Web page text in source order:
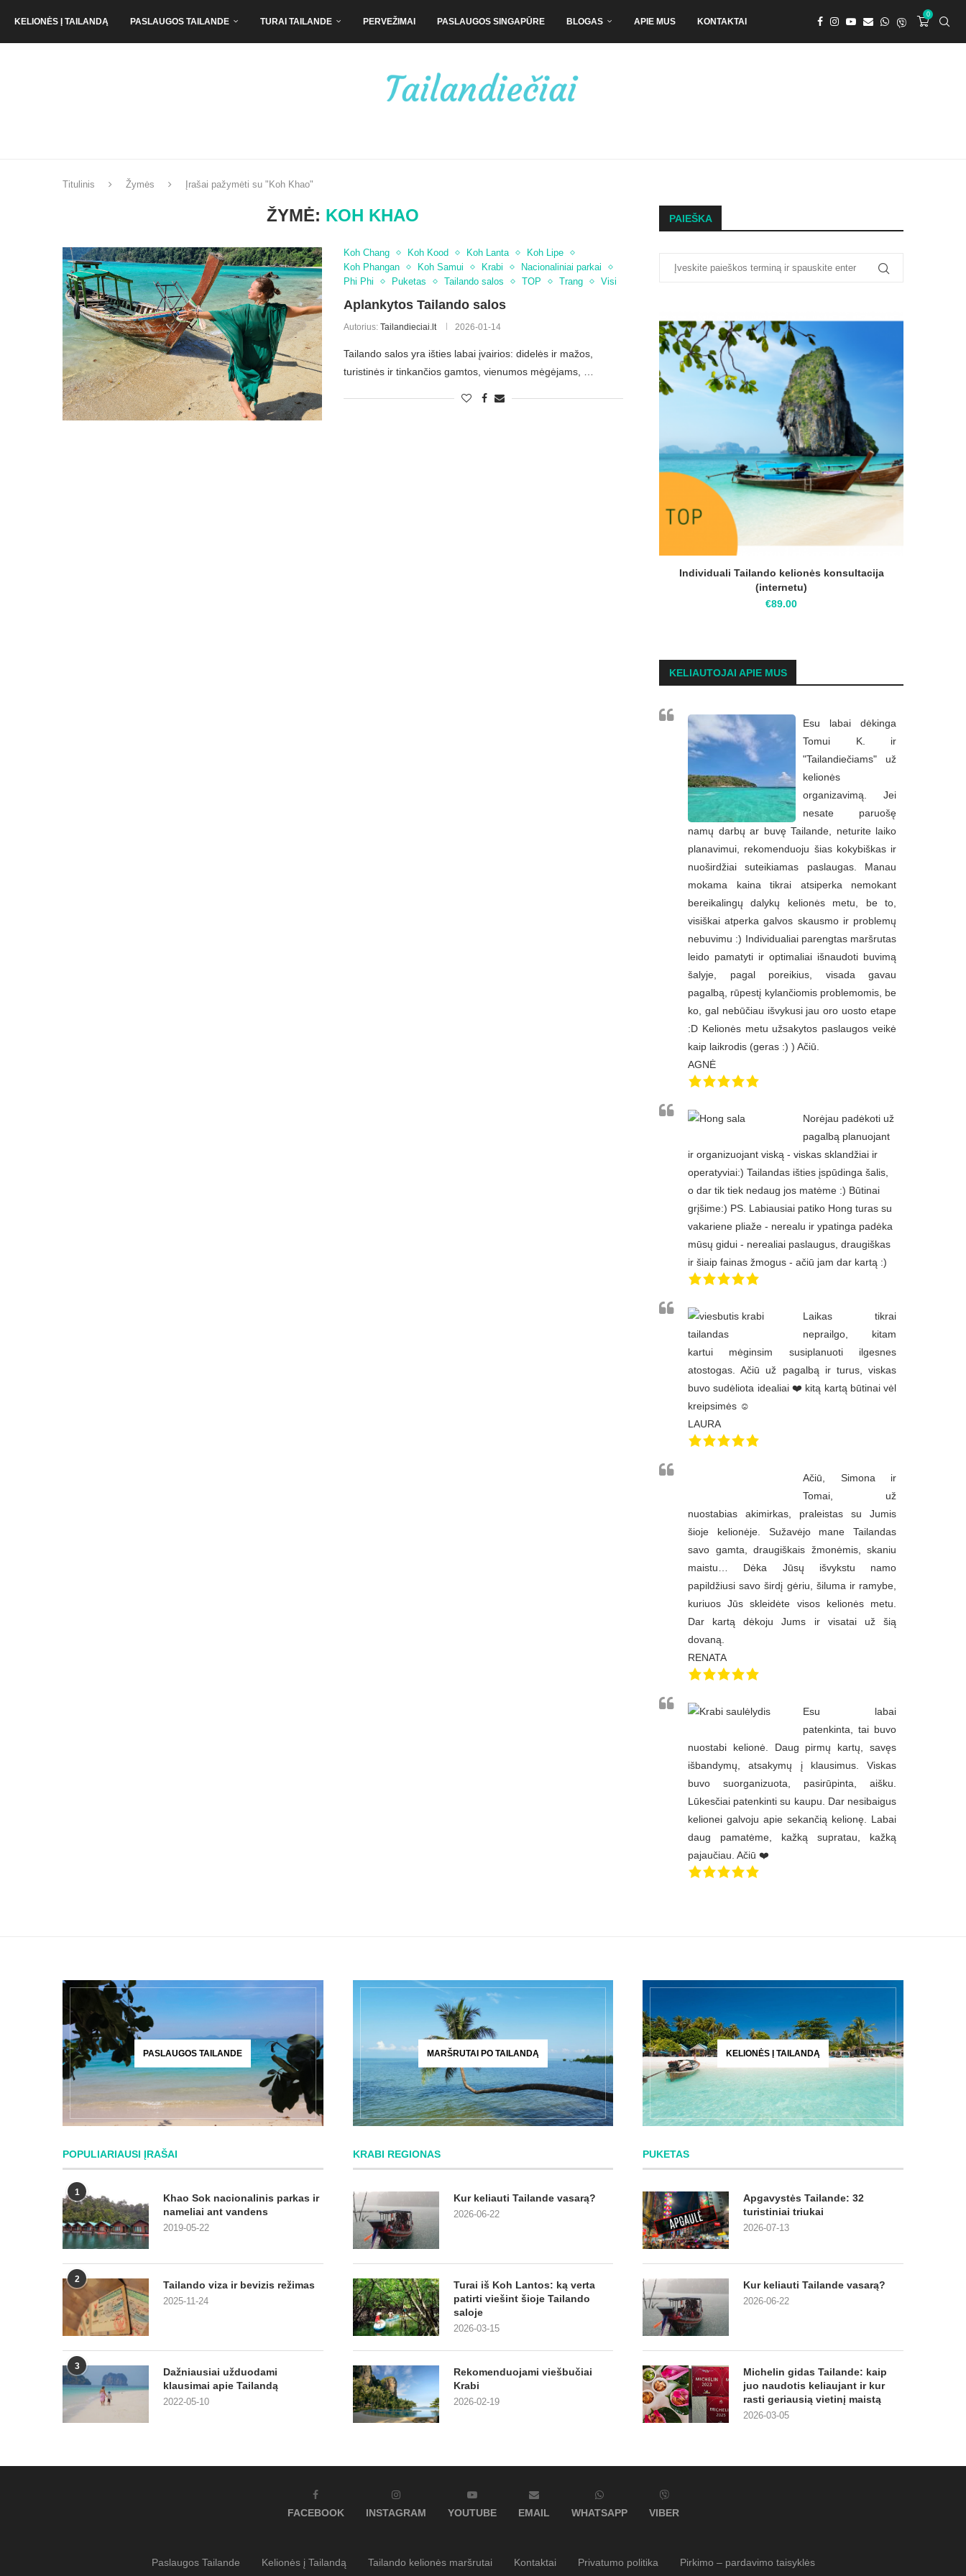
KELIONĖS Į TAILANDĄ PASLAUGOS TAILANDE TURAI TAILANDE PERVEŽIMAI PASLAUGOS SINGAPŪRE BLOGAS APIE MUS KONTAKTAI
0
Titulinis Žymės Įrašai pažymėti su "Koh Khao"
ŽYMĖ: KOH KHAO
Koh Chang Koh Kood Koh Lanta
Koh Lipe
Koh Phangan
Koh Samui Krabi
Nacionaliniai parkai
Phi Phi
Puketas Tailando salos TOP Trang Visi
Aplankytos Tailando salos
Autorius: Tailandieciai.lt 2026-01-14
Tailando salos yra išties labai įvairios: didelės ir mažos,
turistinės ir tinkančios gamtos, vienumos mėgėjams, …
PAIEŠKA
Individuali Tailando kelionės konsultacija
(internetu)
€89.00
KELIAUTOJAI APIE MUS
Esu labai dėkinga
Tomui K. ir
"Tailandiečiams" už
kelionės
organizavimą. Jei
nesate paruošę
namų darbų ar buvę Tailande, neturite laiko
planavimui, rekomenduoju šias kokybiškas ir
nuoširdžiai suteikiamas paslaugas. Manau
mokama kaina tikrai atsiperka nemokant
bereikalingų dalykų kelionės metu, be to,
visiškai atperka galvos skausmo ir problemų
nebuvimu :) Individualiai parengtas maršrutas
leido pamatyti ir optimaliai išnaudoti buvimą
šalyje, pagal poreikius, visada gavau
pagalbą, rūpestį kylančiomis problemomis, be
ko, gal nebūčiau išvykusi jau oro uosto etape
:D Kelionės metu užsakytos paslaugos veikė
kaip laikrodis (geras :) ) Ačiū.
AGNĖ
Norėjau padėkoti už
pagalbą planuojant
ir organizuojant viską - viskas sklandžiai ir
operatyviai:) Tailandas išties įspūdinga šalis,
o dar tik tiek nedaug jos matėme :) Būtinai
grįšime:) PS. Labiausiai patiko Hong turas su
vakariene pliaže - nerealu ir ypatinga padėka
mūsų gidui - nerealiai paslaugus, draugiškas
ir šiaip fainas žmogus - ačiū jam dar kartą :)
Laikas tikrai
neprailgo, kitam
kartui mėginsim susiplanuoti ilgesnes
atostogas. Ačiū už pagalbą ir turus, viskas
buvo sudėliota idealiai ❤️ kitą kartą būtinai vėl
kreipsimės ☺️
LAURA
Ačiū, Simona ir
Tomai, už
nuostabias akimirkas, praleistas su Jumis
šioje kelionėje. Sužavėjo mane Tailandas
savo gamta, draugiškais žmonėmis, skaniu
maistu… Dėka Jūsų išvykstu namo
papildžiusi savo širdį gėriu, šiluma ir ramybe,
kuriuos Jūs skleidėte visos kelionės metu.
Dar kartą dėkoju Jums ir visatai už šią
dovaną.
RENATA
Esu labai
patenkinta, tai buvo
nuostabi kelionė. Daug pirmų kartų, savęs
išbandymų, atsakymų į klausimus. Viskas
buvo suorganizuota, pasirūpinta, aišku.
Lūkesčiai patenkinti su kaupu. Dar nesibaigus
kelionei galvoju apie sekančią kelionę. Labai
daug pamatėme, kažką supratau, kažką
pajaučiau. Ačiū ❤️
PASLAUGOS TAILANDE
POPULIARIAUSI ĮRAŠAI
1
Khao Sok nacionalinis parkas ir
nameliai ant vandens
2019-05-22
2 Tailando viza ir bevizis režimas
2025-11-24
3
Dažniausiai užduodami
klausimai apie Tailandą
2022-05-10
MARŠRUTAI PO TAILANDĄ
KRABI REGIONAS
Kur keliauti Tailande vasarą?
2026-06-22
Turai iš Koh Lantos: ką verta
patirti viešint šioje Tailando
saloje
2026-03-15
Rekomenduojami viešbučiai
Krabi
2026-02-19
KELIONĖS Į TAILANDĄ
PUKETAS
Apgavystės Tailande: 32
turistiniai triukai
2026-07-13
Kur keliauti Tailande vasarą?
2026-06-22
Michelin gidas Tailande: kaip
juo naudotis keliaujant ir kur
rasti geriausią vietinį maistą
2026-03-05
FACEBOOK INSTAGRAM YOUTUBE EMAIL WHATSAPP VIBER
Paslaugos Tailande Kelionės į Tailandą Tailando kelionės maršrutai Kontaktai Privatumo politika Pirkimo – pardavimo taisyklės